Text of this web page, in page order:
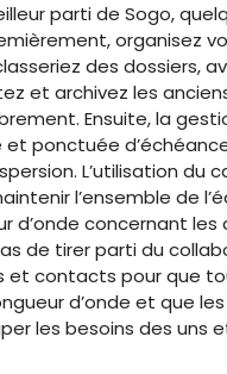
parti de Sogo,
organisez
des dossiers,
et archivez les
Ensuite, la
ponctuée
L’utilisation du
l’ensemble de
d’onde concernant les
de tirer parti du
et contacts pour que
d’onde et que
les besoins des uns